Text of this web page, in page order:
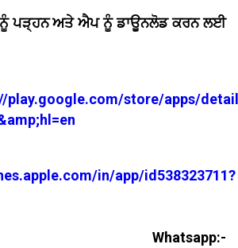
ਪੜ੍ਹਨ ਅਤੇ ਐਪ ਨੂੰ ਡਾਊਨਲੋਡ ਕਰਨ ਲਈ
play.google.com/store/apps/
in/app/id538323711?